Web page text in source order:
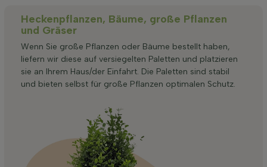
Heckenpflanzen, Bäume, große Pflanzen
und Gräser
Wenn Sie große Pflanzen oder Bäume bestellt haben,
liefern wir diese auf versiegelten Paletten und platzieren
sie an Ihrem Haus/der Einfahrt. Die Paletten sind stabil
und bieten selbst für große Pflanzen optimalen Schutz.